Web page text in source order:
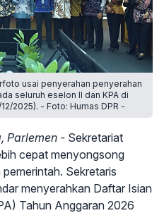
usai penyerahan penyerahan
seluruh eselon II dan KPA di
2025). - Foto: Humas DPR -
Parlemen - Sekretariat
cepat menyongsong
Sekretaris
menyerahkan Daftar Isian
Tahun Anggaran 2026